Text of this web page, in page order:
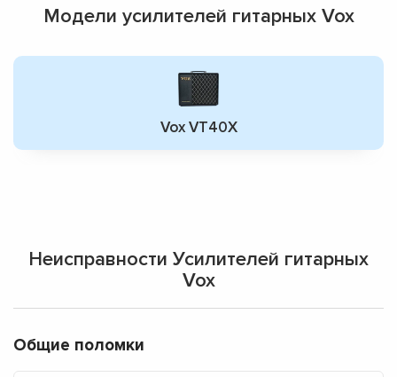
Модели усилителей гитарных Vox
Vox VT40X
Неисправности Усилителей гитарных
Vox
Общие поломки